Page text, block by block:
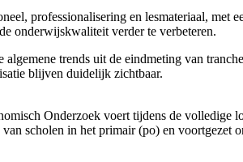
professionalisering en lesmateriaal,
onderwijskwaliteit verder te verbeteren.
trends uit de eindmeting van
blijven duidelijk zichtbaar.
Onderzoek voert tijdens de volledige
scholen in het primair (po) en voortgezet